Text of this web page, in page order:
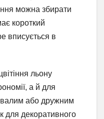
можна збирати
короткий
вписується в
льону
а й для
або дружним
для декоративного